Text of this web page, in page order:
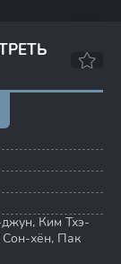
, Ким Тхэ-
хён, Пак